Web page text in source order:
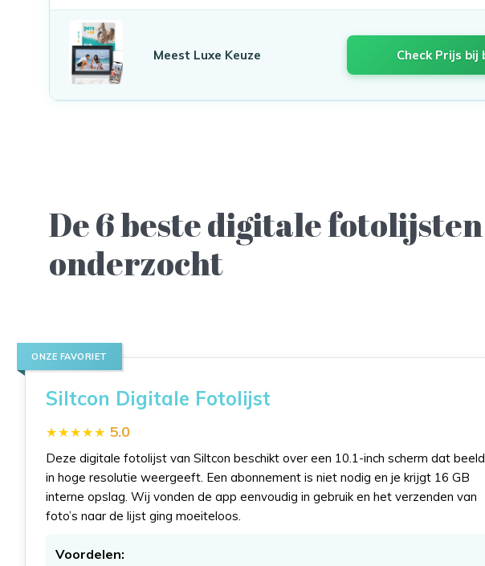
Meest Luxe Keuze Check Prijs bij
De 6 beste digitale fotolijsten
onderzocht
ONZE FAVORIET
Siltcon Digitale Fotolijst
5.0
Deze digitale fotolijst van Siltcon beschikt over een 10.1-inch scherm dat
in hoge resolutie weergeeft. Een abonnement is niet nodig en je krijgt 16 GB
interne opslag. Wij vonden de app eenvoudig in gebruik en het verzenden van
foto’s naar de lijst ging moeiteloos.
Voordelen: